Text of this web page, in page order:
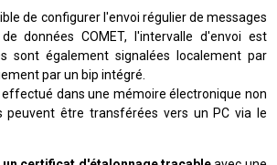
de configurer l'envoi régulier de messages
données COMET, l'intervalle d'envoi est
sont également signalées localement par
par un bip intégré.
dans une mémoire électronique non
peuvent être transférées vers un PC via le